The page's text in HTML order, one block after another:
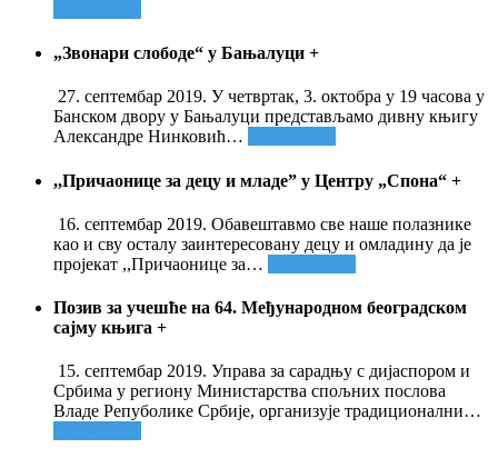
„Звонари слободе“ у Бањалуци +
27. септембар 2019. У четвртак, 3. октобра у 19 часова у
Банском двору у Бањалуци представљамо дивну књигу
Александре Нинковић…
,,Причаонице за децу и младе” у Центру „Спона“ +
16. септембар 2019. Обавештавмо све наше полазнике
као и сву осталу заинтересовану децу и омладину да је
пројекат ,,Причаонице за…
Позив за учешће на 64. Међународном београдском
сајму књига +
15. септембар 2019. Управа за сарадњу с дијаспором и
Србима у региону Министарства спољних послова
Владе Репуболике Србије, организује традиционални…